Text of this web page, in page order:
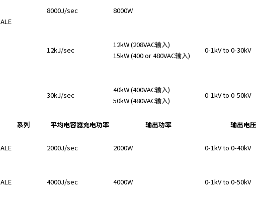
ALE
8000J/sec 8000W
12kJ/sec
12kW (208VAC输入)
15kW (400 or 480VAC输入)
0-1kV to 0-30kV
30kJ/sec
40kW (400VAC输入)
50kW (480VAC输入)
0-1kV to 0-50kV
系列 平均电容器充电功率 输出功率 输出电
ALE 2000J/sec 2000W 0-1kV to 0-40kV
ALE 4000J/sec 4000W 0-1kV to 0-50kV